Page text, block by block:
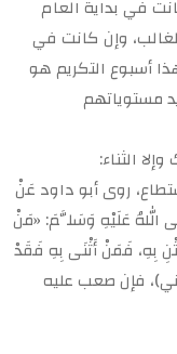
في بداية العام
وإن كانت في
أسبوع التكريم هو
مستوياتهم
الثناء:
روى أبو داود عَنْ
اللهُ عَلَيْهِ وَسَلَّمَ: «مَنْ
بِهِ، فَمَنْ أَثْنَى بِهِ فَقَدْ
فإن صعب عليه